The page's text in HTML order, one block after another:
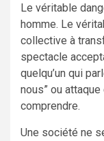
Le véritable
homme. Le
collective à
spectacle
quelqu’un qui
nous” ou
comprendre.
Une société ne